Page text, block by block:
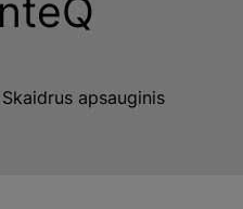
apsauginis